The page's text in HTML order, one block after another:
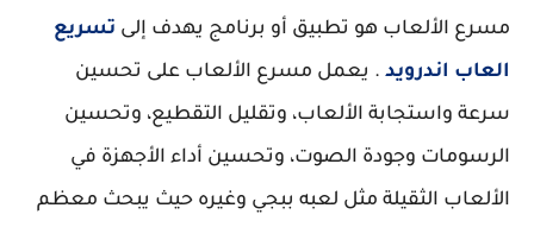
مسرع الألعاب هو تطبيق أو برنامج يهدف إلى تسريع
العاب اندرويد . يعمل مسرع الألعاب على تحسين
سرعة واستجابة الألعاب، وتقليل التقطيع، وتحسين
الرسومات وجودة الصوت، وتحسين أداء الأجهزة في
الألعاب الثقيلة مثل لعبه ببجي وغيره حيث يبحث معظم